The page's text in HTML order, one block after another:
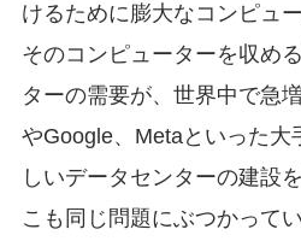
けるために膨大なコンピュ
そのコンピューターを収
ターの需要が、世界中で急
やGoogle、Metaといった大
しいデータセンターの建設
こも同じ問題にぶつかって